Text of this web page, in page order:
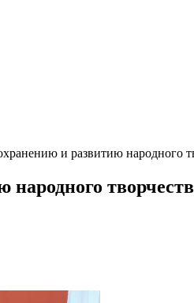
и развитию народного